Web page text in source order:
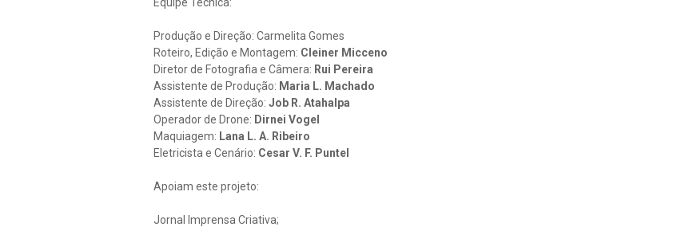
Produção e Direção: Carmelita Gomes
Roteiro, Edição e Montagem: Cleiner Micceno
Diretor de Fotografia e Câmera: Rui Pereira
Assistente de Produção: Maria L. Machado
Assistente de Direção: Job R. Atahalpa
Operador de Drone: Dirnei Vogel
Maquiagem: Lana L. A. Ribeiro
Eletricista e Cenário: Cesar V. F. Puntel
Apoiam este projeto:
Jornal Imprensa Criativa;